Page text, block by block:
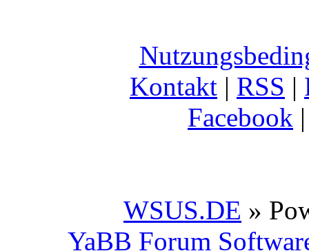
Kontakt | RSS |
Facebook
WSUS.DE »
YaBB Forum